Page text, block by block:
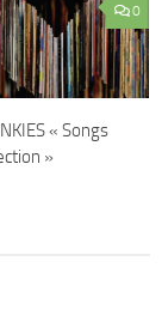
0
« Songs
»